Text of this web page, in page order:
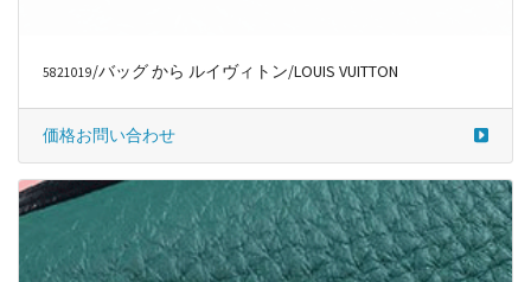
5821019/バッグ から ルイヴィトン/LOUIS VUITTON
価格お問い合わせ